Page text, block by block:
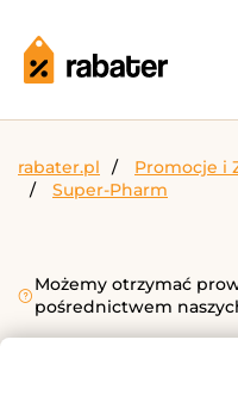
rabater.pl Promocje i
Super-Pharm
Możemy otrzymać
pośrednictwem